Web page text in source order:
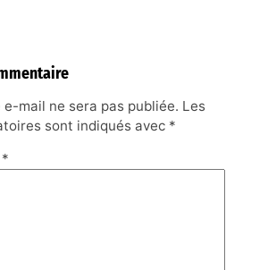
mail ne sera pas publiée. Les
sont indiqués avec *
*